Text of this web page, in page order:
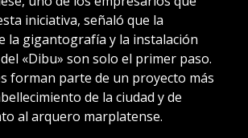
iniciativa, señaló que la
la gigantografía y la instalación
«Dibu» son solo el primer paso.
forman parte de un proyecto más
de la ciudad y de
al arquero marplatense.